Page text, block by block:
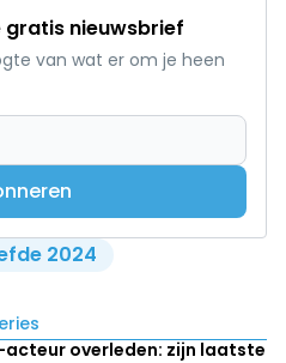
gratis nieuwsbrief
van wat er om je heen
2024
acteur overleden: zijn laatste